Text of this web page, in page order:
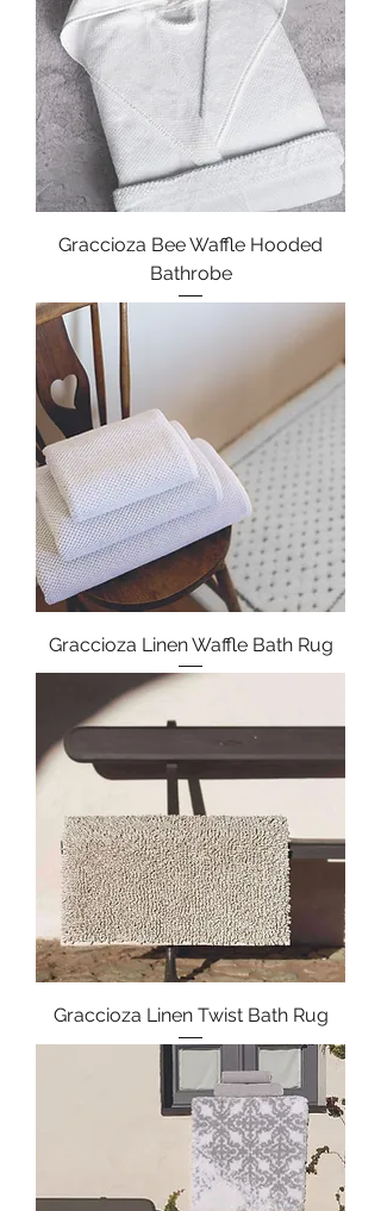
Graccioza Bee Waffle Hooded
Bathrobe
Graccioza Linen Waffle Bath Rug
Graccioza Linen Twist Bath Rug